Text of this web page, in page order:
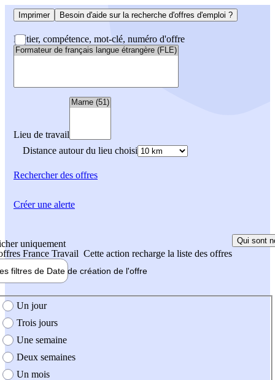
Imprimer Besoin d'aide sur la recherche d'offres d'emploi ?
Métier, compétence, mot-clé, numéro d'offre
Lieu de travail
Distance autour du lieu choisi
Rechercherdes offres
uniquement
France Travail Cette action recharge la liste des offres
Qui sont
filtres de Date de création de l'offre
création de l'offre
Un jour
Trois jours
Une semaine
Deux semaines
Un mois
Créer une alerte